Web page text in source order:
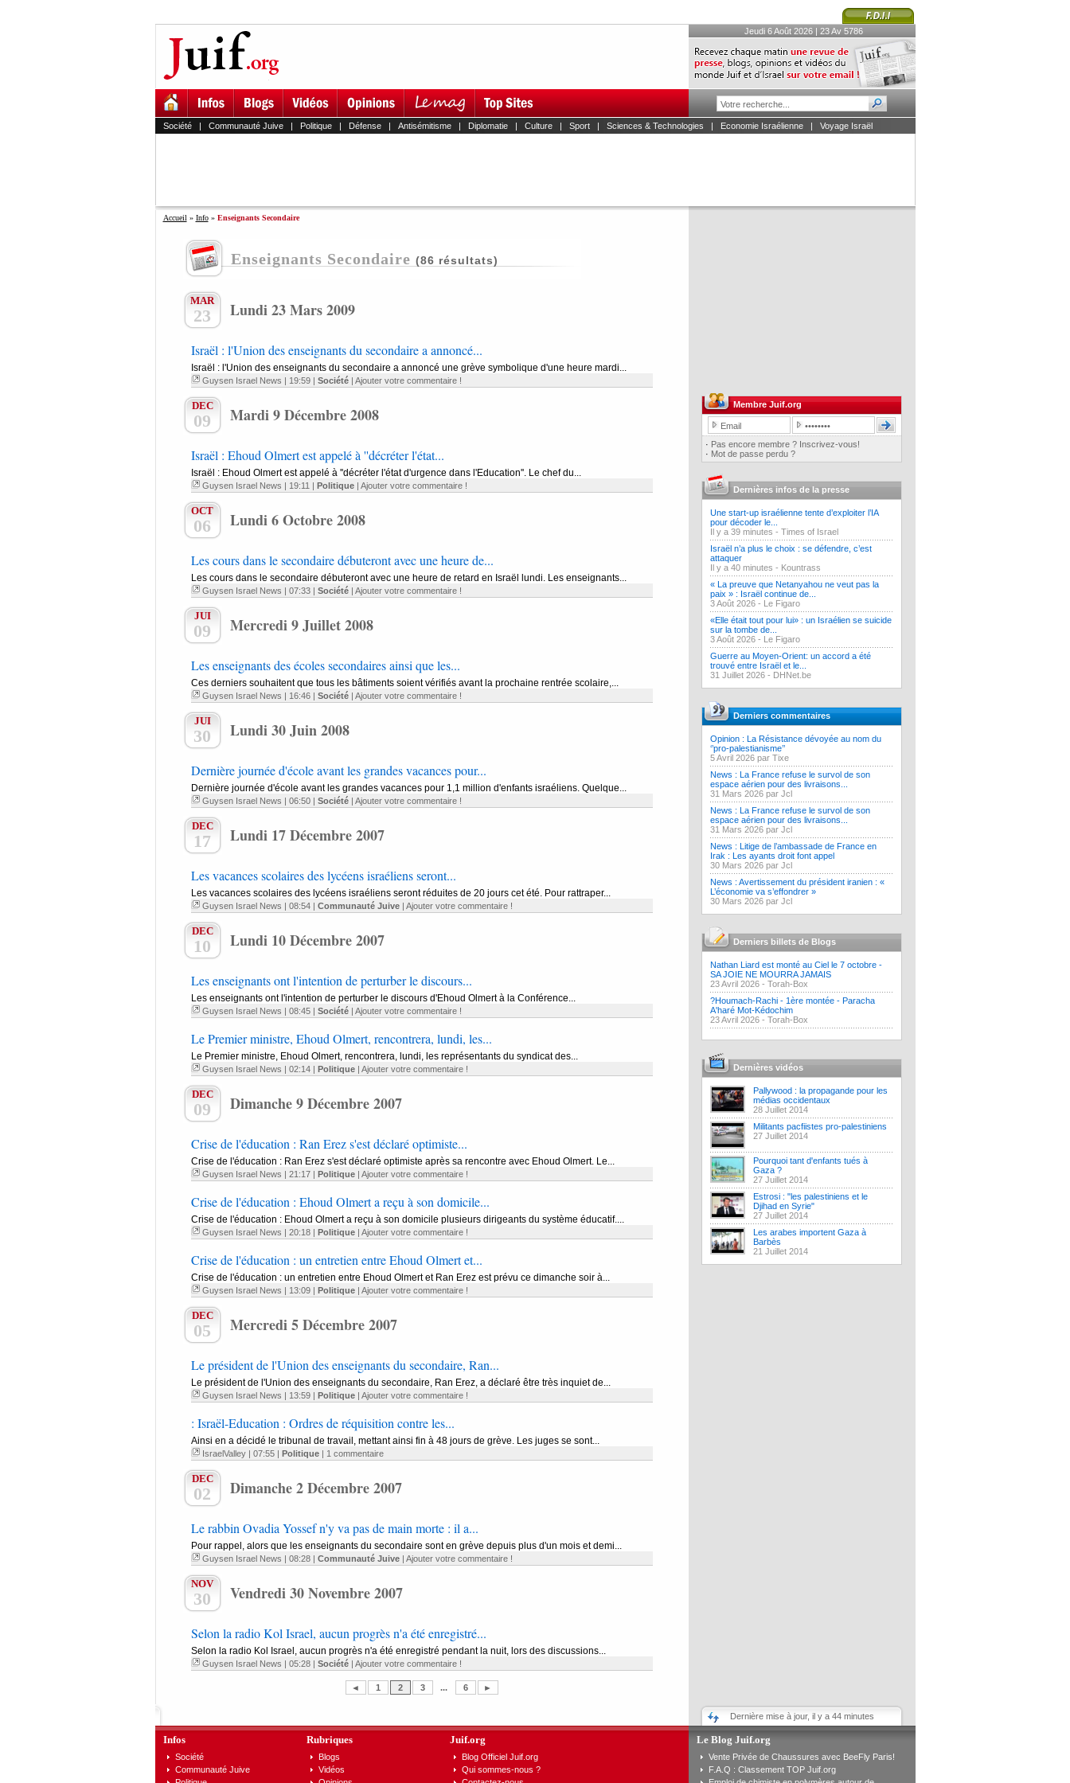
Jeudi 6 Août 2026 | 23 Av 5786
Société| Communauté Juive| Politique| Défense| Antisémitisme| Diplomatie| Culture| Sport| Sciences & Technologies | Economie Israélienne| Voyage Israël
Accueil » Info» Enseignants Secondaire
Enseignants Secondaire (86 résultats)
MAR
23 Lundi 23 Mars 2009
Israël : l'Union des enseignants du secondaire a annoncé...
Israël : l'Union des enseignants du secondaire a annoncé une grève symbolique d'une heure mardi...
Guysen Israel News | 19:59 | Société| Ajouter votre commentaire !
DEC
09 Mardi 9 Décembre 2008
Israël : Ehoud Olmert est appelé à ''décréter l'état...
Israël : Ehoud Olmert est appelé à ''décréter l'état d'urgence dans l'Education''. Le chef du...
Guysen Israel News | 19:11 | Politique| Ajouter votre commentaire !
OCT
06 Lundi 6 Octobre 2008
Les cours dans le secondaire débuteront avec une heure de...
Les cours dans le secondaire débuteront avec une heure de retard en Israël lundi. Les enseignants...
Guysen Israel News | 07:33 | Société| Ajouter votre commentaire !
JUI
09 Mercredi 9 Juillet 2008
Les enseignants des écoles secondaires ainsi que les...
Ces derniers souhaitent que tous les bâtiments soient vérifiés avant la prochaine rentrée scolaire,...
Guysen Israel News | 16:46 | Société| Ajouter votre commentaire !
JUI
30 Lundi 30 Juin 2008
Dernière journée d'école avant les grandes vacances pour...
Dernière journée d'école avant les grandes vacances pour 1,1 million d'enfants israéliens. Quelque...
Guysen Israel News | 06:50 | Société| Ajouter votre commentaire !
DEC
17 Lundi 17 Décembre 2007
Les vacances scolaires des lycéens israéliens seront...
Les vacances scolaires des lycéens israéliens seront réduites de 20 jours cet été. Pour rattraper...
Guysen Israel News | 08:54 | Communauté Juive| Ajouter votre commentaire !
DEC
10 Lundi 10 Décembre 2007
Les enseignants ont l'intention de perturber le discours...
Les enseignants ont l'intention de perturber le discours d'Ehoud Olmert à la Conférence...
Guysen Israel News | 08:45 | Société| Ajouter votre commentaire !
Le Premier ministre, Ehoud Olmert, rencontrera, lundi, les...
Le Premier ministre, Ehoud Olmert, rencontrera, lundi, les représentants du syndicat des...
Guysen Israel News | 02:14 | Politique| Ajouter votre commentaire !
DEC
09 Dimanche 9 Décembre 2007
Crise de l'éducation : Ran Erez s'est déclaré optimiste...
Crise de l'éducation : Ran Erez s'est déclaré optimiste après sa rencontre avec Ehoud Olmert. Le...
Guysen Israel News | 21:17 | Politique| Ajouter votre commentaire !
Crise de l'éducation : Ehoud Olmert a reçu à son domicile...
Crise de l'éducation : Ehoud Olmert a reçu à son domicile plusieurs dirigeants du système éducatif....
Guysen Israel News | 20:18 | Politique| Ajouter votre commentaire !
Crise de l'éducation : un entretien entre Ehoud Olmert et...
Crise de l'éducation : un entretien entre Ehoud Olmert et Ran Erez est prévu ce dimanche soir à...
Guysen Israel News | 13:09 | Politique| Ajouter votre commentaire !
DEC
05 Mercredi 5 Décembre 2007
Le président de l'Union des enseignants du secondaire, Ran...
Le président de l'Union des enseignants du secondaire, Ran Erez, a déclaré être très inquiet de...
Guysen Israel News | 13:59 | Politique| Ajouter votre commentaire !
: Israël-Education : Ordres de réquisition contre les...
Ainsi en a décidé le tribunal de travail, mettant ainsi fin à 48 jours de grève. Les juges se sont...
IsraelValley| 07:55 | Politique| 1 commentaire
DEC
02 Dimanche 2 Décembre 2007
Le rabbin Ovadia Yossef n'y va pas de main morte : il a...
Pour rappel, alors que les enseignants du secondaire sont en grève depuis plus d'un mois et demi...
Guysen Israel News | 08:28 | Communauté Juive| Ajouter votre commentaire !
NOV
30 Vendredi 30 Novembre 2007
Selon la radio Kol Israel, aucun progrès n'a été enregistré...
Selon la radio Kol Israel, aucun progrès n'a été enregistré pendant la nuit, lors des discussions...
Guysen Israel News | 05:28 | Société| Ajouter votre commentaire !
◄ 1 2 3 ... 6 ►
Membre Juif.org
· Pas encore membre ? Inscrivez-vous!
· Mot de passe perdu ?
Dernières infos de la presse
Une start-up israélienne tente d’exploiter l’IA
pour décoder le...
Il y a 39 minutes - Times of Israel
Israël n’a plus le choix : se défendre, c’est
attaquer
Il y a 40 minutes - Kountrass
« La preuve que Netanyahou ne veut pas la
paix » : Israël continue de...
3 Août 2026 - Le Figaro
«Elle était tout pour lui» : un Israélien se suicide
sur la tombe de...
3 Août 2026 - Le Figaro
Guerre au Moyen-Orient: un accord a été
trouvé entre Israël et le...
31 Juillet 2026 - DHNet.be
Derniers commentaires
Opinion : La Résistance dévoyée au nom du
‘’pro-palestianisme’’
5 Avril 2026 par Tixe
News : La France refuse le survol de son
espace aérien pour des livraisons...
31 Mars 2026 par Jcl
News : La France refuse le survol de son
espace aérien pour des livraisons...
31 Mars 2026 par Jcl
News : Litige de l’ambassade de France en
Irak : Les ayants droit font appel
30 Mars 2026 par Jcl
News : Avertissement du président iranien : «
L’économie va s’effondrer »
30 Mars 2026 par Jcl
Derniers billets de Blogs
Nathan Liard est monté au Ciel le 7 octobre -
SA JOIE NE MOURRA JAMAIS
23 Avril 2026 - Torah-Box
?Houmach-Rachi - 1ère montée - Paracha
A'haré Mot-Kédochim
23 Avril 2026 - Torah-Box
Dernières vidéos
Pallywood : la propagande pour les
médias occidentaux
28 Juillet 2014
Militants pacfiistes pro-palestiniens
27 Juillet 2014
Pourquoi tant d'enfants tués à
Gaza ?
27 Juillet 2014
Estrosi : "les palestiniens et le
Djihad en Syrie"
27 Juillet 2014
Les arabes importent Gaza à
Barbès
21 Juillet 2014
Dernière mise à jour, il y a 44 minutes
Infos
Société
Communauté Juive
Rubriques
Blogs
Vidéos
Juif.org
Blog Officiel Juif.org
Qui sommes-nous ?
Le Blog Juif.org
Vente Privée de Chaussures avec BeeFly Paris!
F.A.Q : Classement TOP Juif.org